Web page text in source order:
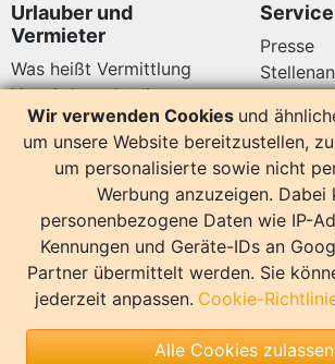
Urlauber und
Vermieter
Was heißt Vermittlung
Vermittlungsbedingungen
Datenschutz
Service
Presse
Kundenbewertungen
14178 Bewertungen
Hier
Copyright Impressum
Wir verwenden Cookies und
um unsere Website bereitzustellen,
um personalisierte sowie nicht
Werbung anzuzeigen. Dabei
personenbezogene Daten wie IP-
Kennungen und Geräte-IDs an
Partner übermittelt werden. Sie
jederzeit anpassen. Cookie-
Alle Cookies zulassen